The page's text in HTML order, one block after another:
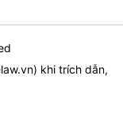
) khi trích dẫn,